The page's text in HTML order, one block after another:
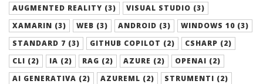
AUGMENTED REALITY (3)
VISUAL STUDIO (3)
XAMARIN (3)
WEB (3) ANDROID (3)
WINDOWS 10 (3)
STANDARD 7 (3)
GITHUB COPILOT (2)
CSHARP (2)
CLI (2)
IA (2) RAG (2) AZURE (2)
OPENAI (2)
AI GENERATIVA (2)
AZUREML (2)
STRUMENTI (2)